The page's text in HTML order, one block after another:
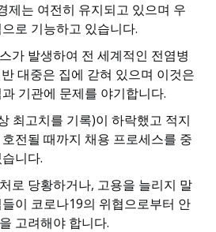
제는 여전히 유지되고 있으며 우
로 기능하고 있습니다.
가 발생하여 전 세계적인 전염병
대중은 집에 갇혀 있으며 이것은
기관에 문제를 야기합니다.
최고치를 기록)이 하락했고 적지
전될 때까지 채용 프로세스를 중
니다.
로 당황하거나, 고용을 늘리지 말
이 코로나19의 위협으로부터 안
고려해야 합니다.